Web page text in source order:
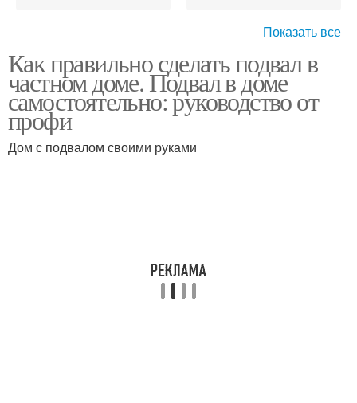
Комнаты в подвале Гараж в подвале
Показать все
Как правильно сделать подвал в
частном доме. Подвал в доме
самостоятельно: руководство от
профи
Дом с подвалом своими руками